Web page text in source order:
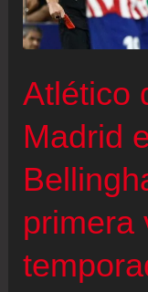
Atlético
Madrid
primera